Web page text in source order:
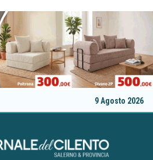
9 Agosto 2026